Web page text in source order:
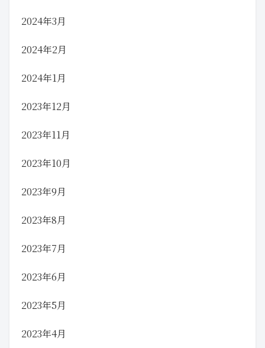
2024年3月
2024年2月
2024年1月
2023年12月
2023年11月
2023年10月
2023年9月
2023年8月
2023年7月
2023年6月
2023年5月
2023年4月